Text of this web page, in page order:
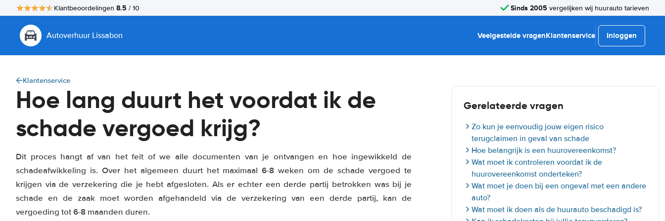
Klantbeoordelingen 8.5 / 10 Sinds 2005 vergelijken wij huurauto tarieven
Autoverhuur Lissabon Veelgestelde vragenKlantenservice Inloggen
Klantenservice
Hoe lang duurt het voordat ik de
schade vergoed krijg?
Dit proces hangt af van het feit of we alle documenten van je ontvangen en hoe ingewikkeld de
schadeafwikkeling is. Over het algemeen duurt het maximaal 6-8 weken om de schade vergoed te
krijgen via de verzekering die je hebt afgesloten. Als er echter een derde partij betrokken was bij je
schade en de zaak moet worden afgehandeld via de verzekering van een derde partij, kan de
vergoeding tot 6-8 maanden duren.
Gerelateerde vragen
Zo kun je eenvoudig jouw eigen risico
terugclaimen in geval van schade
Hoe belangrijk is een huurovereenkomst?
Wat moet ik controleren voordat ik de
huurovereenkomst onderteken?
Wat moet je doen bij een ongeval met een andere
auto?
Wat moet ik doen als de huurauto beschadigd is?